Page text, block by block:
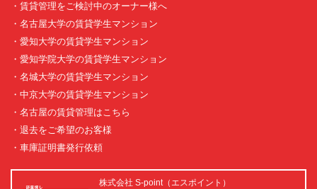
・賃貸管理をご検討中のオーナー様へ
・名古屋大学の賃貸学生マンション
・愛知大学の賃貸学生マンション
・愛知学院大学の賃貸学生マンション
・名城大学の賃貸学生マンション
・中京大学の賃貸学生マンション
・名古屋の賃貸管理はこちら
・退去をご希望のお客様
・車庫証明書発行依頼
株式会社 S-point（エスポイント）